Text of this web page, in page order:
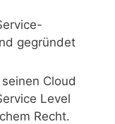
gegründet
Cloud
Level
Recht.